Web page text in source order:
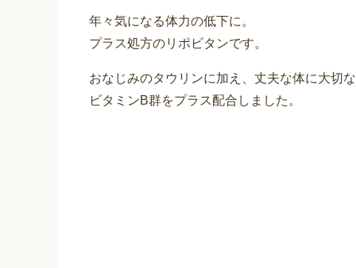
年々気になる体力の低下に。
プラス処方のリポビタンです。
おなじみのタウリンに加え、丈夫な体に大切
ビタミンB群をプラス配合しました。